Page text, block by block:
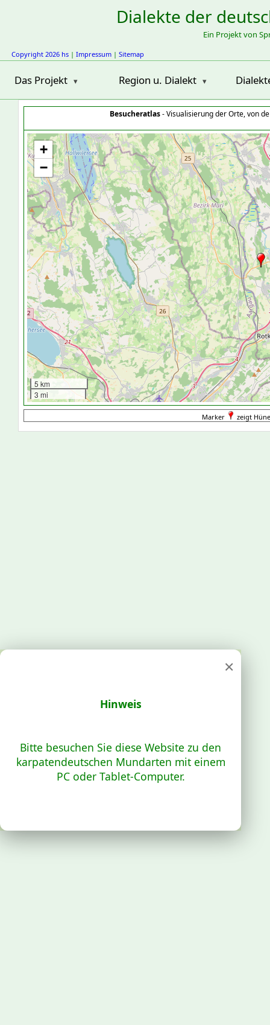
Dialekte der
Ein Projekt von
Copyright 2026 hs | Impressum | Sitemap
Das Projekt Region u. Dialekt
Besucheratlas- Visualisierung der Orte, von
+
−
5 km
3 mi
Marker zeigt
×
Hinweis
Bitte besuchen Sie diese Website zu den
karpatendeutschen Mundarten mit einem
PC oder Tablet-Computer.